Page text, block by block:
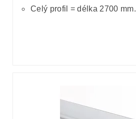
Celý profil = délka 2700 mm.